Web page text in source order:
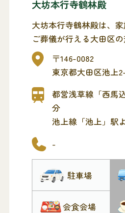
大坊本行寺鶴林殿
大坊本行寺鶴林殿は、
ご葬儀が行える大田区
す。お通夜・告別式(ご
場でとり行い、最寄りの
る流れになります。また
イプなので、他家と交
っくりお見送りいただけ
【１F】
洋間20畳、10畳、和室10
できます。
導師控室6畳
【２F】
広間38畳、茶室12.5畳の
す。
〒146-0082
東京都大田区池上
都営浅草線「西馬
分
池上線「池上」駅
-
駐車場
会食会場